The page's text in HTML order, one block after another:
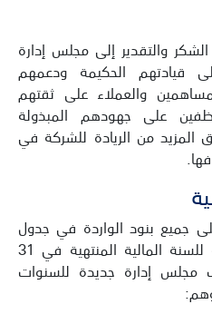
والتقدير إلى مجلس إدارة
قيادتهم الحكيمة ودعمهم
والعملاء على ثقتهم
على جهودهم المبذولة
المزيد من الريادة للشركة في
جميع بنود الواردة في جدول
أعمال الجمعية العامة العادية للسنة المالية المنتهية في 31
إنتخاب مجلس إدارة جديدة للسنوات